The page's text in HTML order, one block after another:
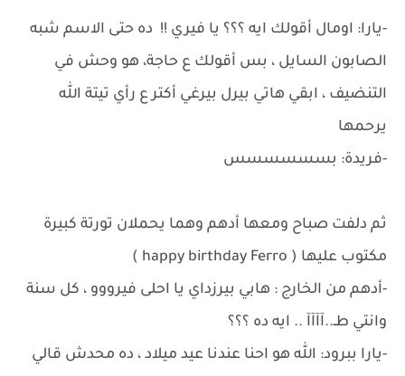
-يارا: اومال أقولك ايه ؟؟؟ يا فيري !! ده حتى الاسم شبه
الصابون السايل ، بس أقولك ع حاجة، هو وحش في
التنضيف ، ابقي هاتي بيرل بيرغي أكتر ع رأي تيتة الله
يرحمها
-فريدة: بسسسسسس
ثم دلفت صباح ومعها أدهم وهما يحملان تورتة كبيرة
مكتوب عليها ( happy birthday Ferro )
-أدهم من الخارج : هابي بيرزداي يا احلى فيرووو ، كل سنة
وانتي طـ..آآآآ .. ايه ده ؟؟؟
-يارا ببرود: الله هو احنا عندنا عيد ميلاد ، ده محدش قالي